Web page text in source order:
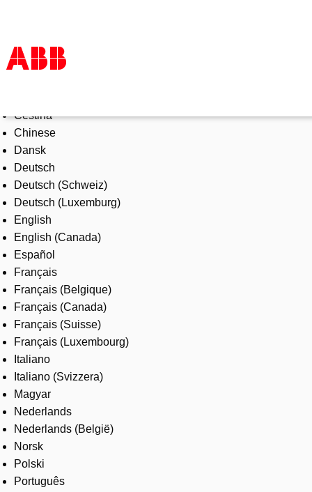
Products & Solutions
Industries
Services
About us
Where to buy
Contact us
Careers
Čeština
Chinese
Dansk
Deutsch
Deutsch (Schweiz)
Deutsch (Luxemburg)
English
English (Canada)
Español
Français
Français (Belgique)
Français (Canada)
Français (Suisse)
Français (Luxembourg)
Italiano
Italiano (Svizzera)
Magyar
Nederlands
Nederlands (België)
Norsk
Polski
Português